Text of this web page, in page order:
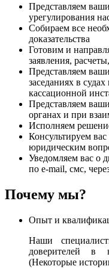
Представляем
урегулирования
Собираем все
доказательства
Готовим и
заявления,
Представляем
заседаниях в
кассационной
Представляем
органах и при
Исполняем
Консультируем
юридическим
Уведомляем вас о
по e-mail, смс,
Почему мы?
Опыт и
Наши
доверителей в
(Некоторые